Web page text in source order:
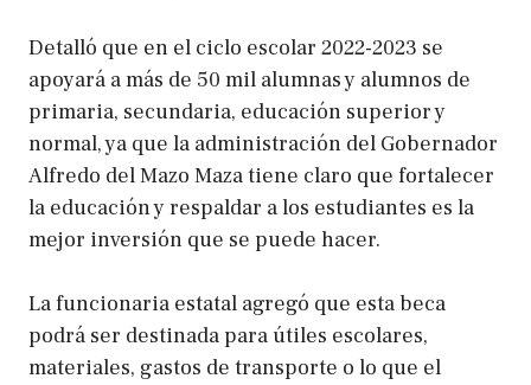
Detalló que en el ciclo escolar 2022-2023 se
apoyará a más de 50 mil alumnas y alumnos de
primaria, secundaria, educación superior y
normal, ya que la administración del Gobernador
Alfredo del Mazo Maza tiene claro que fortalecer
la educación y respaldar a los estudiantes es la
mejor inversión que se puede hacer.
La funcionaria estatal agregó que esta beca
podrá ser destinada para útiles escolares,
materiales, gastos de transporte o lo que el